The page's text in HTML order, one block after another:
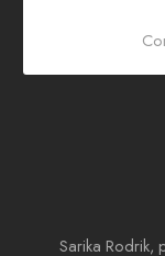
Sarika Rodrik,